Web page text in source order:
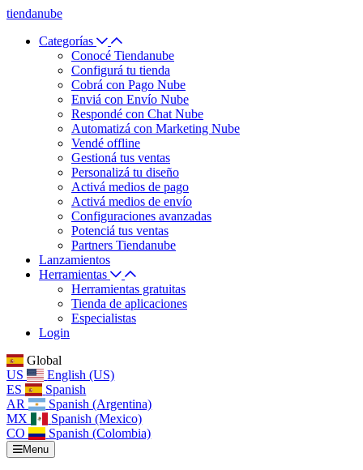
tiendanube
Categorías
Conocé Tiendanube
Configurá tu tienda
Cobrá con Pago Nube
Enviá con Envío Nube
Respondé con Chat Nube
Automatizá con Marketing Nube
Vendé offline
Gestioná tus ventas
Personalizá tu diseño
Activá medios de pago
Activá medios de envío
Configuraciones avanzadas
Potenciá tus ventas
Partners Tiendanube
Lanzamientos
Herramientas
Herramientas gratuitas
Tienda de aplicaciones
Especialistas
Login
Global
US
English (US)
ES
Spanish
AR
Spanish (Argentina)
MX
Spanish (Mexico)
CO
Spanish (Colombia)
Menu